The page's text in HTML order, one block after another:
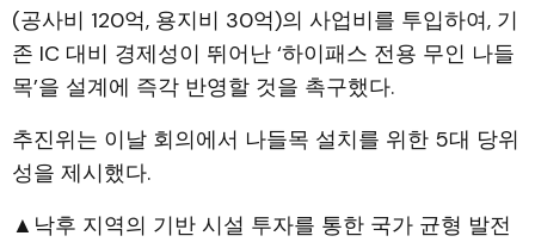
(공사비 120억, 용지비 30억)의 사업비를 투입하여, 기
존 IC 대비 경제성이 뛰어난 ‘하이패스 전용 무인 나들
목’을 설계에 즉각 반영할 것을 촉구했다.
추진위는 이날 회의에서 나들목 설치를 위한 5대 당위
성을 제시했다.
▲낙후 지역의 기반 시설 투자를 통한 국가 균형 발전